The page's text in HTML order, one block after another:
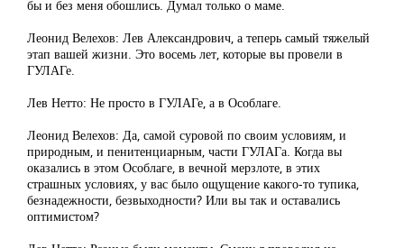
бы и без меня обошлись. Думал только о маме.
Леонид Велехов: Лев Александрович, а теперь самый тяжелый
этап вашей жизни. Это восемь лет, которые вы провели в
ГУЛАГе.
Лев Нетто: Не просто в ГУЛАГе, а в Особлаге.
Леонид Велехов: Да, самой суровой по своим условиям, и
природным, и пенитенциарным, части ГУЛАГа. Когда вы
оказались в этом Особлаге, в вечной мерзлоте, в этих
страшных условиях, у вас было ощущение какого-то тупика,
безнадежности, безвыходности? Или вы так и оставались
оптимистом?